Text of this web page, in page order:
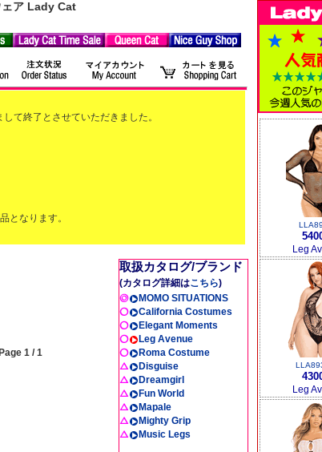
ェア Lady Cat
て終了とさせていただきました。
となります。
Page 1 / 1
取扱カタログ/ブランド
(カタログ詳細はこちら)
MOMO SITUATIONS
California Costumes
Elegant Moments
Leg Avenue
Roma Costume
Disguise
Dreamgirl
Fun World
Mapale
Mighty Grip
Music Legs
Leg
Leg